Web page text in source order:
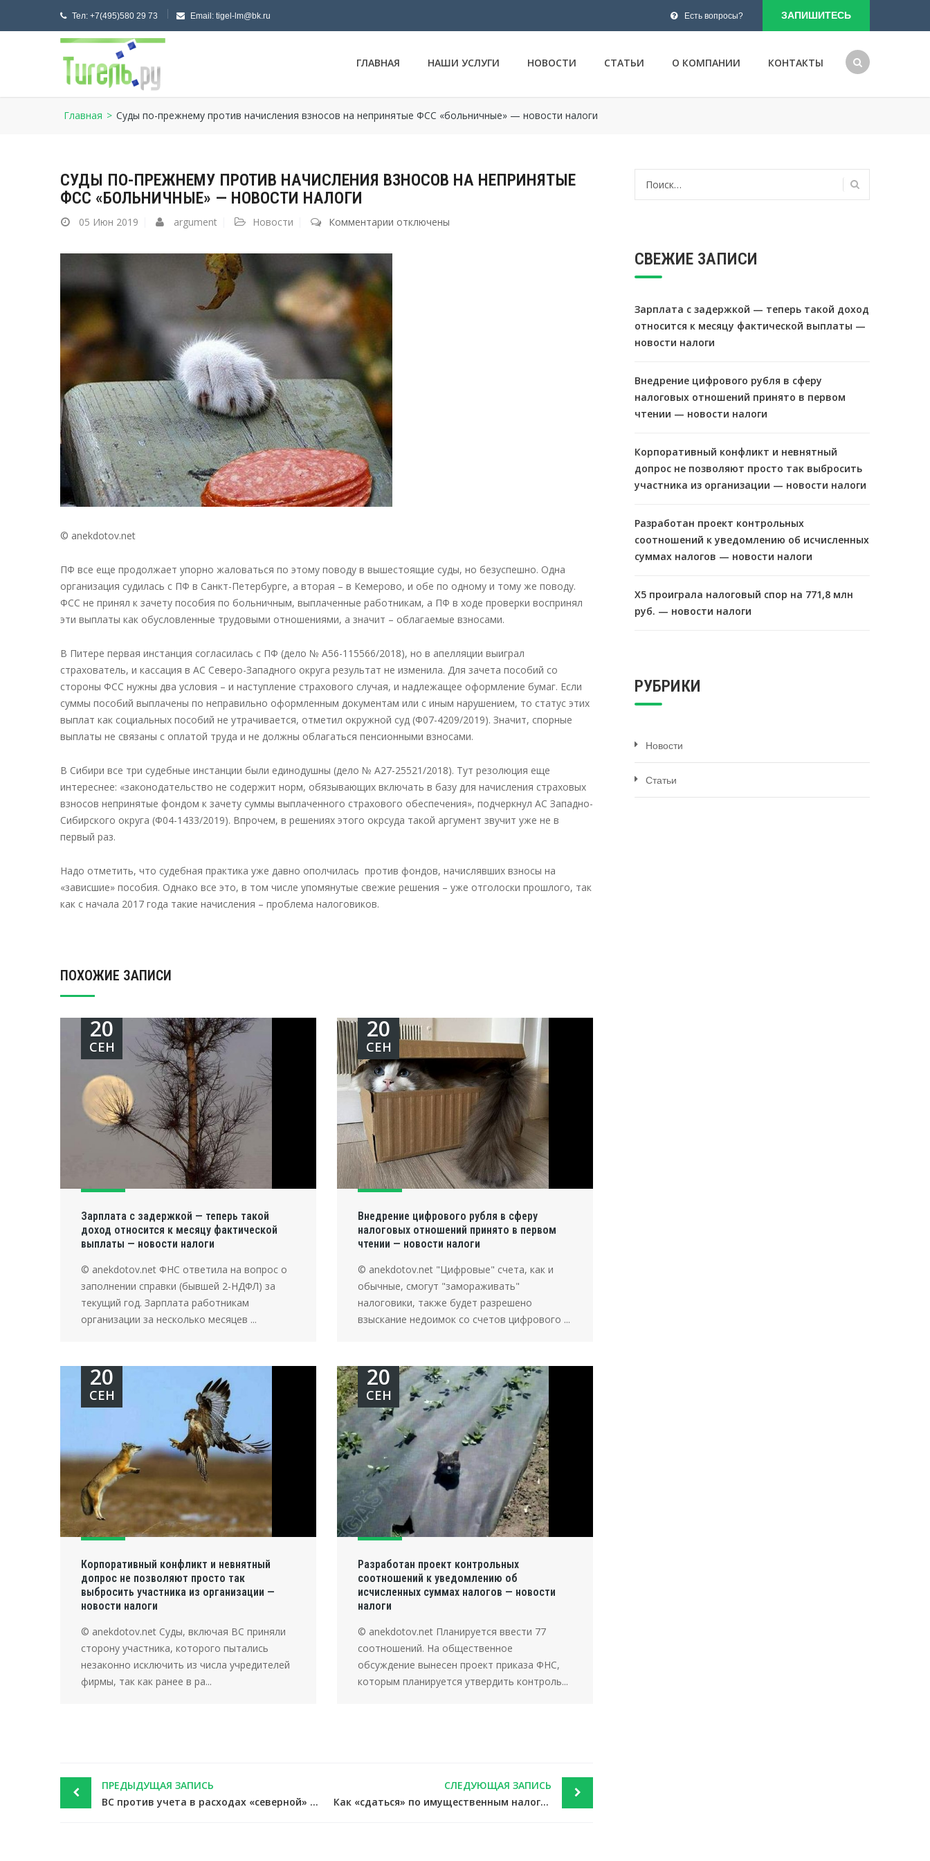
Тел: +7(495)580 29 73 Email: tigel-lm@bk.ru Есть вопросы? ЗАПИШИТЕСЬ
ГЛАВНАЯ НАШИ УСЛУГИ НОВОСТИ СТАТЬИ О КОМПАНИИ КОНТАКТЫ
Главная > Суды по-прежнему против начисления взносов на непринятые ФСС «больничные» — новости налоги
СУДЫ ПО-ПРЕЖНЕМУ ПРОТИВ НАЧИСЛЕНИЯ ВЗНОСОВ НА НЕПРИНЯТЫЕ
ФСС «БОЛЬНИЧНЫЕ» — НОВОСТИ НАЛОГИ
05 Июн 2019 argument Новости Комментарии котключены
© anekdotov.net
ПФ все еще продолжает упорно жаловаться по этому поводу в вышестоящие суды, но безуспешно. Одна
организация судилась с ПФ в Санкт-Петербурге, а вторая – в Кемерово, и обе по одному и тому же поводу.
ФСС не принял к зачету пособия по больничным, выплаченные работникам, а ПФ в ходе проверки воспринял
эти выплаты как обусловленные трудовыми отношениями, а значит – облагаемые взносами.
В Питере первая инстанция согласилась с ПФ (дело № А56-115566/2018), но в апелляции выиграл
страхователь, и кассация в АС Северо-Западного округа результат не изменила. Для зачета пособий со
стороны ФСС нужны два условия – и наступление страхового случая, и надлежащее оформление бумаг. Если
суммы пособий выплачены по неправильно оформленным документам или с иным нарушением, то статус этих
выплат как социальных пособий не утрачивается, отметил окружной суд (Ф07-4209/2019). Значит, спорные
выплаты не связаны с оплатой труда и не должны облагаться пенсионными взносами.
В Сибири все три судебные инстанции были единодушны (дело № А27-25521/2018). Тут резолюция еще
интереснее: «законодательство не содержит норм, обязывающих включать в базу для начисления страховых
взносов непринятые фондом к зачету суммы выплаченного страхового обеспечения», подчеркнул АС Западно-
Сибирского округа (Ф04-1433/2019). Впрочем, в решениях этого окрсуда такой аргумент звучит уже не в
первый раз.
Надо отметить, что судебная практика уже давно ополчилась против фондов, начислявших взносы на
«зависшие» пособия. Однако все это, в том числе упомянутые свежие решения – уже отголоски прошлого, так
как с начала 2017 года такие начисления – проблема налоговиков.
ПОХОЖИЕ ЗАПИСИ
Зарплата с задержкой — теперь такой
доход относится к месяцу фактической
выплаты — новости налоги
20
СЕН
© anekdotov.net ФНС ответила на вопрос о
заполнении справки (бывшей 2-НДФЛ) за
текущий год. Зарплата работникам
организации за несколько месяцев ...
Внедрение цифрового рубля в сферу
налоговых отношений принято в первом
чтении — новости налоги
20
СЕН
© anekdotov.net "Цифровые" счета, как и
обычные, смогут "замораживать"
налоговики, также будет разрешено
взыскание недоимок со счетов цифрового ...
Корпоративный конфликт и невнятный
допрос не позволяют просто так
выбросить участника из организации —
новости налоги
20
СЕН
© anekdotov.net Суды, включая ВС приняли
сторону участника, которого пытались
незаконно исключить из числа учредителей
фирмы, так как ранее в ра...
Разработан проект контрольных
соотношений к уведомлению об
исчисленных суммах налогов — новости
налоги
20
СЕН
© anekdotov.net Планируется ввести 77
соотношений. На общественное
обсуждение вынесен проект приказа ФНС,
которым планируется утвердить контроль...
Post
navigation
ПРЕДЫДУЩАЯ ЗАПИСЬ
ВС против учета в расходах «северной» фирмой проезда в отпуск по «загранице» — новости налоги
СЛЕДУЮЩАЯ ЗАПИСЬ
Как «сдаться» по имущественным налогам по закрытой обособке, выбывшему объекту — новости налоги
СВЕЖИЕ ЗАПИСИ
Зарплата с задержкой — теперь такой доход
относится к месяцу фактической выплаты —
новости налоги
Внедрение цифрового рубля в сферу
налоговых отношений принято в первом
чтении — новости налоги
Корпоративный конфликт и невнятный
допрос не позволяют просто так выбросить
участника из организации — новости налоги
Разработан проект контрольных
соотношений к уведомлению об исчисленных
суммах налогов — новости налоги
X5 проиграла налоговый спор на 771,8 млн
руб. — новости налоги
РУБРИКИ
Новости
Статьи